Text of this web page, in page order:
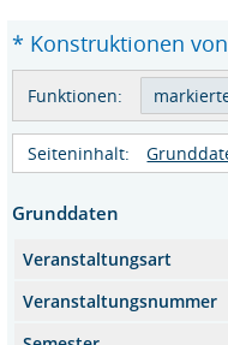
* Konstruktionen
Funktionen:
Seiteninhalt:
Grunddaten
Veranstaltungsart
Veranstaltungsnummer